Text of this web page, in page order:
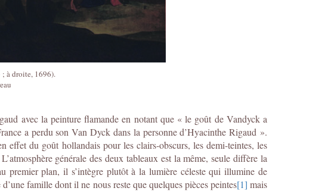
à droite, 1696).
avec la peinture flamande en notant que « le goût de Vandyck a
a perdu son Van Dyck dans la personne d’Hyacinthe Rigaud ».
du goût hollandais pour les clairs-obscurs, les demi-teintes, les
générale des deux tableaux est la même, seule diffère la
plan, il s’intègre plutôt à la lumière céleste qui illumine de
famille dont il ne nous reste que quelques pièces peintes[1] mais